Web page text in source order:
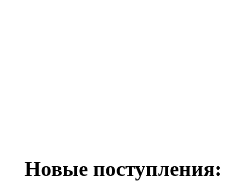
Новые поступления: